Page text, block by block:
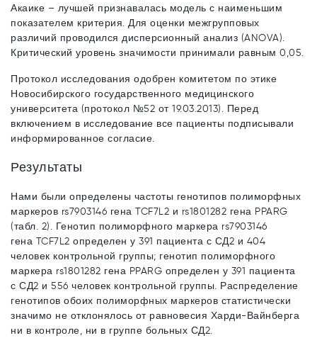
Акаике – лучшей признавалась модель с наименьшим
показателем критерия. Для оценки межгрупповых
различий проводился дисперсионный анализ (ANOVA).
Критический уровень значимости принимали равным 0,05.
Протокол исследования одобрен комитетом по этике
Новосибирского государственного медицинского
университета (протокол №52 от 19.03.2013). Перед
включением в исследование все пациенты подписывали
информированное согласие.
Результаты
Нами были определены частоты генотипов полиморфных
маркеров rs7903146 гена TCF7L2 и rs1801282 гена PPARG
(табл. 2). Генотип полиморфного маркера rs7903146
гена TCF7L2 определен у 391 пациента с СД2 и 404
человек контрольной группы; генотип полиморфного
маркера rs1801282 гена PPARG определен у 391 пациента
с СД2 и 556 человек контрольной группы. Распределение
генотипов обоих полиморфных маркеров статистически
значимо не отклонялось от равновесия Харди-Вайнберга
ни в контроле, ни в группе больных СД2.